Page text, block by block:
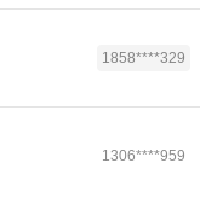
1858****329
1306****959